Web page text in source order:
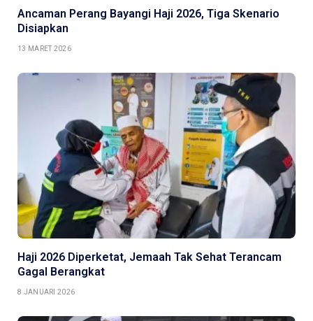
Ancaman Perang Bayangi Haji 2026, Tiga Skenario
Disiapkan
13 MARET 2026
Haji 2026 Diperketat, Jemaah Tak Sehat Terancam
Gagal Berangkat
8 JANUARI 2026